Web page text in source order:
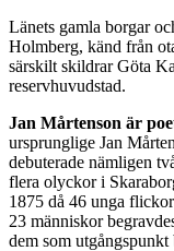
Länets gamla borgar
Holmberg, känd från
särskilt skildrar Göta
reservhuvudstad.
Jan Mårtenson är
ursprunglige Jan
debuterade nämligen
flera olyckor i
1875 då 46 unga
23 människor
dem som